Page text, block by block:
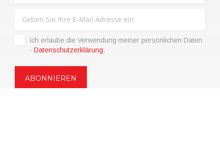
Ich erlaube die Verwendung meiner persönlichen Daten
- Datenschutzerklärung.